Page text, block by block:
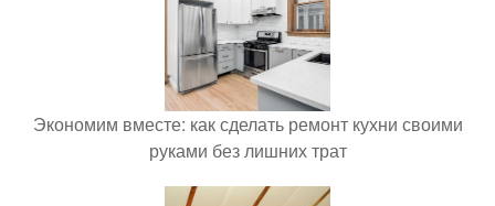
Экономим вместе: как сделать ремонт кухни своими
руками без лишних трат